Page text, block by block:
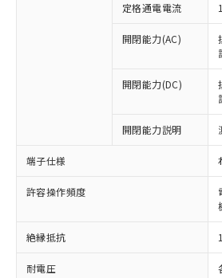
定格通電電流
開閉能力(AC)
開閉能力(DC)
開閉能力説明
端子仕様
許容操作頻度
絶縁抵抗
耐電圧
ご利用条件
以下の条件をお読みいただき
本サービスは、当社制
商品の当社在庫状況お
(税抜)を提供させてい
当社制御機器事業取扱
本サービスの対象外と
ことをご了承ください。
対応済み：EU RoHS指令
非含有に対応した製品が提
対応予定：EU RoHS指令（
有に対応した製品に切り替
対応予定なし：EU RoHS指
非含有に非対応の商品で、対
調査・確認中：EU RoHS指
非含有の対応状況を調査中
商品です。
非該当品：ライセンス料など
仕入先様の事情により、非含
いたものが、含有品と判明し
「○」：最大均質材料含有率
基準値以下であることを示し
「×」：最大均質材料含有率
基準値を超えていることを示
当社は、これら貴社製